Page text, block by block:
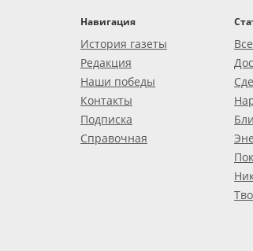
Навигация
История газеты
Редакция
Наши победы
Контакты
Подписка
Справочная